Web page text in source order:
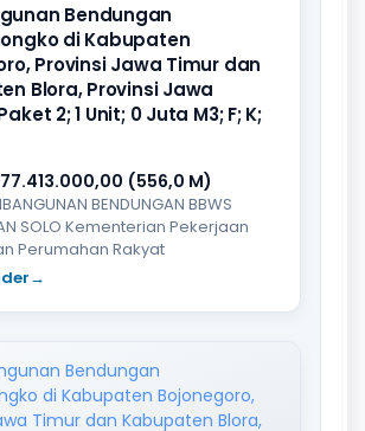
Bendungan
di Kabupaten
Provinsi Jawa Timur dan
Blora, Provinsi Jawa
2; 1 Unit; 0 Juta M3; F; K;
(556,0 M)
BENDUNGAN BBWS
SOLO Kementerian Pekerjaan
Perumahan Rakyat
→